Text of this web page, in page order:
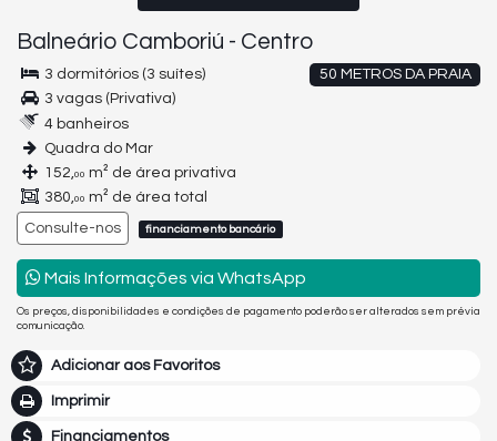
Balneário Camboriú - Centro
50 METROS DA PRAIA
3 dormitórios (3 suítes)
3 vagas (Privativa)
4 banheiros
Quadra do Mar
152,00 m² de área privativa
380,00 m² de área total
Consulte-nos
financiamento bancário
Mais Informações via WhatsApp
Os preços, disponibilidades e condições de pagamento poderão ser alterados sem prévia
comunicação.
Adicionar aos Favoritos
Imprimir
Financiamentos